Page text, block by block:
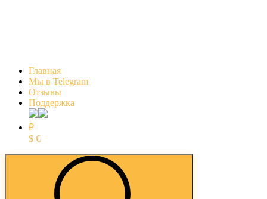
Главная
Мы в Telegram
Отзывы
Поддержка
₽
$ €